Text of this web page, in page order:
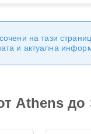
на тази
и актуална
Athens до